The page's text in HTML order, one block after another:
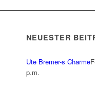
NEUESTER
Ute Bremer-s Charme
p.m.